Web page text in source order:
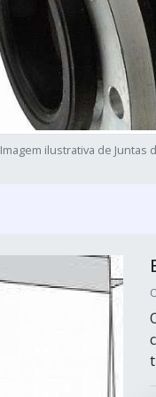
Imagem ilustrativa de Juntas